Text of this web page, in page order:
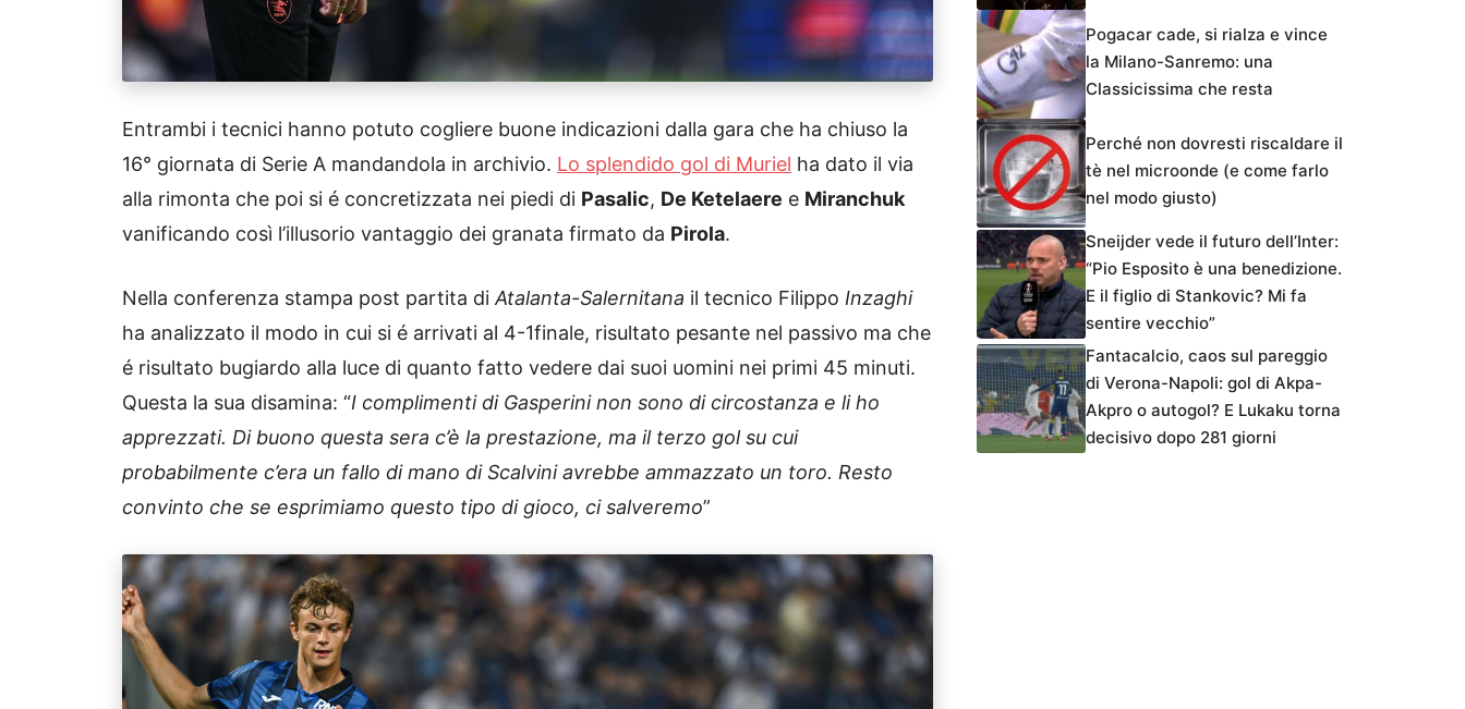
Entrambi i tecnici hanno potuto cogliere buone indicazioni dalla gara che ha chiuso la
16° giornata di Serie A mandandola in archivio. Lo splendido gol di Muriel ha dato il via
alla rimonta che poi si é concretizzata nei piedi di Pasalic, De Ketelaere e Miranchuk
vanificando così l’illusorio vantaggio dei granata firmato da Pirola.
Nella conferenza stampa post partita diAtalanta-Salernitana il tecnico Filippo Inzaghi
ha analizzato il modo in cui si é arrivati al 4-1finale, risultato pesante nel passivo ma che
é risultato bugiardo alla luce di quanto fatto vedere dai suoi uomini nei primi 45 minuti.
Questa la sua disamina: “I complimenti di Gasperini non sono di circostanza e li ho
apprezzati. Di buono questa sera c’è la prestazione, ma il terzo gol su cui
probabilmente c’era un fallo di mano di Scalvini avrebbe ammazzato un toro. Resto
convinto che se esprimiamo questo tipo di gioco, ci salveremo”
Pogacar cade, si rialza e vince
la Milano-Sanremo: una
Classicissima che resta
Perché non dovresti riscaldare il
tè nel microonde (e come farlo
nel modo giusto)
Sneijder vede il futuro dell’Inter:
“Pio Esposito è una benedizione.
E il figlio di Stankovic? Mi fa
sentire vecchio”
Fantacalcio, caos sul pareggio
di Verona-Napoli: gol di Akpa-
Akpro o autogol? E Lukaku torna
decisivo dopo 281 giorni